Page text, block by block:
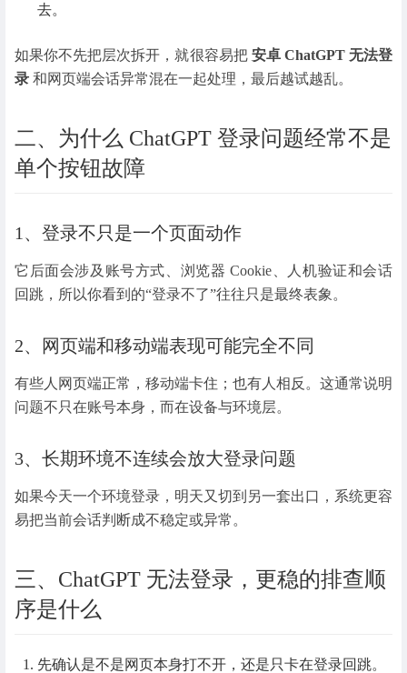
去。
如果你不先把层次拆开，就很容易把 安卓 ChatGPT 无法登
录 和网页端会话异常混在一起处理，最后越试越乱。
二、为什么 ChatGPT 登录问题经常不是
单个按钮故障
1、登录不只是一个页面动作
它后面会涉及账号方式、浏览器 Cookie、人机验证和会话
回跳，所以你看到的“登录不了”往往只是最终表象。
2、网页端和移动端表现可能完全不同
有些人网页端正常，移动端卡住；也有人相反。这通常说明
问题不只在账号本身，而在设备与环境层。
3、长期环境不连续会放大登录问题
如果今天一个环境登录，明天又切到另一套出口，系统更容
易把当前会话判断成不稳定或异常。
三、ChatGPT 无法登录，更稳的排查顺
序是什么
先确认是不是网页本身打不开，还是只卡在登录回跳。